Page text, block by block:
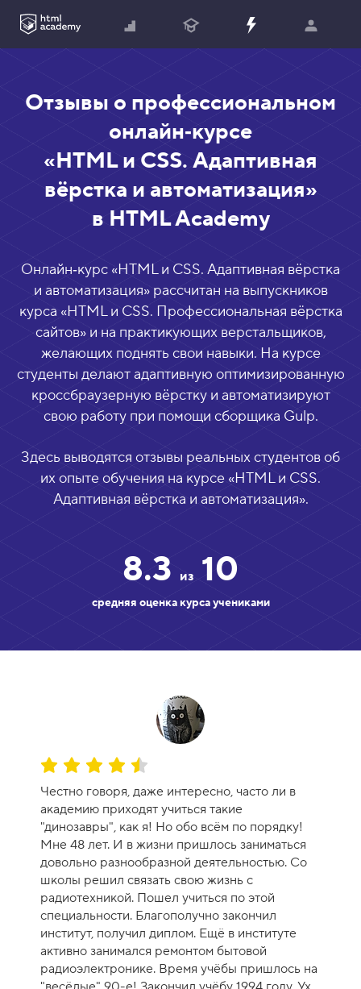
Отзывы о профессиональном
онлайн‑курсе
«HTML и CSS. Адаптивная
вёрстка и автоматизация»
в HTML Academy
Онлайн‑курс «HTML и CSS. Адаптивная вёрстка
и автоматизация» рассчитан на выпускников
курса «HTML и CSS. Профессиональная вёрстка
сайтов» и на практикующих верстальщиков,
желающих поднять свои навыки. На курсе
студенты делают адаптивную оптимизированную
кроссбраузерную вёрстку и автоматизируют
свою работу при помощи сборщика Gulp.
Здесь выводятся отзывы реальных студентов об
их опыте обучения на курсе «HTML и CSS.
Адаптивная вёрстка и автоматизация».
8.3 из 10
средняя оценка курса учениками
О
н
к
а
к
у
р
с
а
-
9
Честно говоря, даже интересно, часто ли в
академию приходят учиться такие
"динозавры", как я! Но обо всём по порядку!
Мне 48 лет. И в жизни пришлось заниматься
довольно разнообразной деятельностью. Со
школы решил связать свою жизнь с
радиотехникой. Пошел учиться по этой
специальности. Благополучно закончил
институт, получил диплом. Ещё в институте
активно занимался ремонтом бытовой
радиоэлектронике. Время учёбы пришлось на